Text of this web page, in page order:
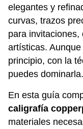
elegantes y
curvas, trazos
para
artísticas.
principio, con la
puedes dominarla.
En esta guía
caligrafía
materiales